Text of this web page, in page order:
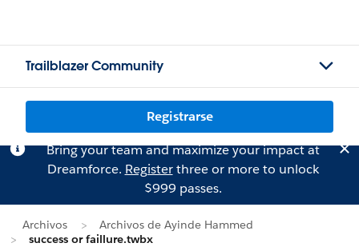
Trailblazer Community
Registrarse
Bring your team and maximize your impact at
Dreamforce. Registerthree or more to unlock
$999 passes.
Archivos
Archivos de Ayinde Hammed
success or faillure.twbx